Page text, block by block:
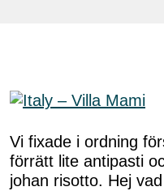
Vi fixade i ordning
förrätt lite antipasti
johan risotto. Hej